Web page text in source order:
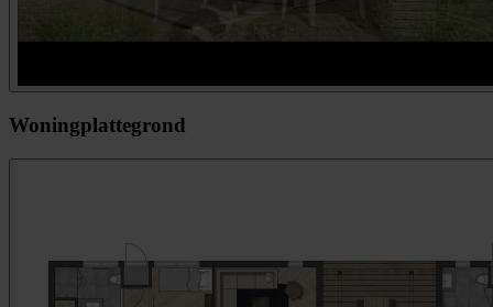
Woningplattegrond